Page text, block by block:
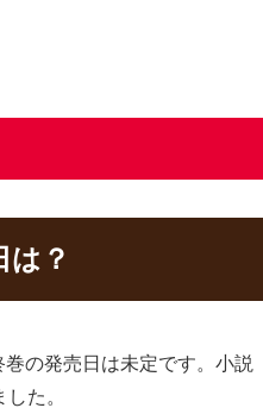
は？
の発売日は未定です。小説
た。